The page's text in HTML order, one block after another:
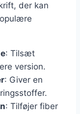
der kan
: Tilsæt
version.
: Giver en
: Tilføjer fiber